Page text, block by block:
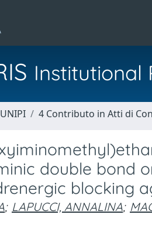
Institutional
4 Contributo in Atti di
double bond
blocking
; LAPUCCI, ANNALINA;